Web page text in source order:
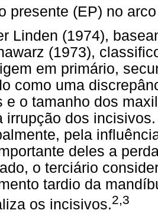
presente (EP) no
Linden (1974),
(1973),
em primário,
como uma
e o tamanho dos
irrupção dos
pela
deles a
o terciário
tardio da
os incisivos.2,3